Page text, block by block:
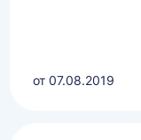
от 07.08.2019